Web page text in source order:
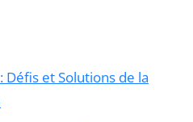
et Solutions de la